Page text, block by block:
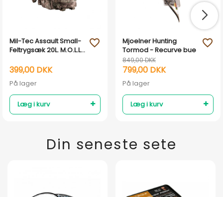
Mil-Tec Assault Small-
Feltrygsæk 20L. M.O.L.L.E
399,00 DKK
På lager
Læg i kurv
favorite_outline
Mjoelner Hunting
Tormod - Recurve bue
849,00 DKK
799,00 DKK
På lager
Læg i kurv
favorite_outline
Din seneste sete